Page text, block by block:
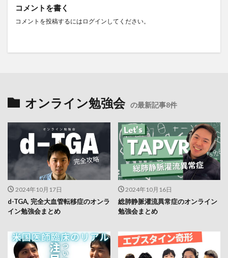
コメントを書く
コメントを投稿するには ログイン してください。
オンライン勉強会 の最新記事8件
2024年10月17日
d-TGA, 完全大血管転移症のオンラ
イン勉強会まとめ
2024年10月16日
総肺静脈灌流異常症のオンライン
勉強会まとめ